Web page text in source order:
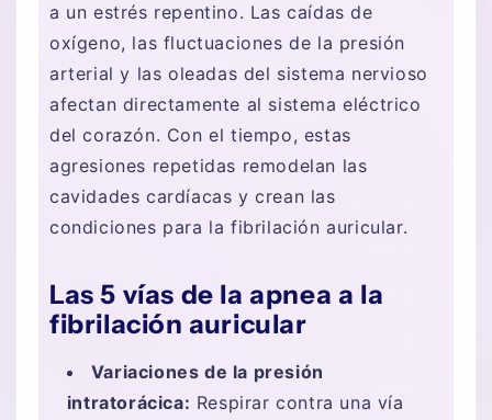
a un estrés repentino. Las caídas de
oxígeno, las fluctuaciones de la presión
arterial y las oleadas del sistema nervioso
afectan directamente al sistema eléctrico
del corazón. Con el tiempo, estas
agresiones repetidas remodelan las
cavidades cardíacas y crean las
condiciones para la fibrilación auricular.
Las 5 vías de la apnea a la
fibrilación auricular
Variaciones de la presión
intratorácica: Respirar contra una vía